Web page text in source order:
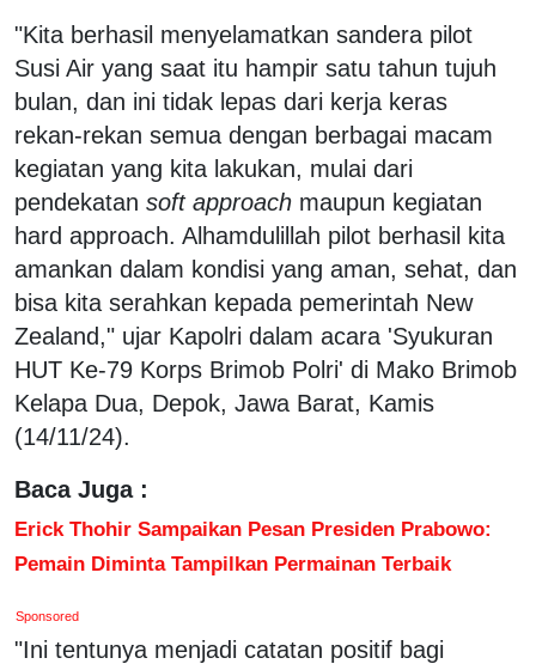
"Kita berhasil menyelamatkan sandera pilot
Susi Air yang saat itu hampir satu tahun tujuh
bulan, dan ini tidak lepas dari kerja keras
rekan-rekan semua dengan berbagai macam
kegiatan yang kita lakukan, mulai dari
pendekatan soft approach maupun kegiatan
hard approach. Alhamdulillah pilot berhasil kita
amankan dalam kondisi yang aman, sehat, dan
bisa kita serahkan kepada pemerintah New
Zealand," ujar Kapolri dalam acara 'Syukuran
HUT Ke-79 Korps Brimob Polri' di Mako Brimob
Kelapa Dua, Depok, Jawa Barat, Kamis
(14/11/24).
Baca Juga :
Erick Thohir Sampaikan Pesan Presiden Prabowo:
Pemain Diminta Tampilkan Permainan Terbaik
Sponsored
"Ini tentunya menjadi catatan positif bagi